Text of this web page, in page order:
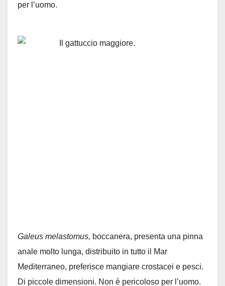
per l’uomo.
Galeus melastomus, boccanera, presenta una pinna
anale molto lunga, distribuito in tutto il Mar
Mediterraneo, preferisce mangiare crostacei e pesci.
Di piccole dimensioni. Non è pericoloso per l’uomo.